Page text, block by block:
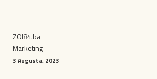
ZOI84.ba
Marketing
3 Augusta, 2023